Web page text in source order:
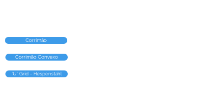
Corrimão
Corrimão Convexo
'U' Grid - Hespenstahl